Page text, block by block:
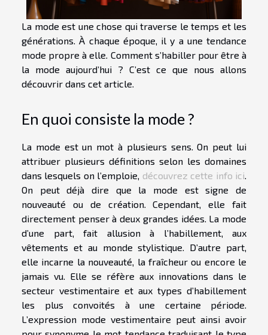
La mode est une chose qui traverse le temps et les
générations. À chaque époque, il y a une tendance
mode propre à elle. Comment s’habiller pour être à
la mode aujourd’hui ? C’est ce que nous allons
découvrir dans cet article.
En quoi consiste la mode ?
La mode est un mot à plusieurs sens. On peut lui
attribuer plusieurs définitions selon les domaines
dans lesquels on l’emploie, découvrez cette info ici.
On peut déjà dire que la mode est signe de
nouveauté ou de création. Cependant, elle fait
directement penser à deux grandes idées. La mode
d’une part, fait allusion à l’habillement, aux
vêtements et au monde stylistique. D’autre part,
elle incarne la nouveauté, la fraîcheur ou encore le
jamais vu. Elle se réfère aux innovations dans le
secteur vestimentaire et aux types d’habillement
les plus convoités à une certaine période.
L’expression mode vestimentaire peut ainsi avoir